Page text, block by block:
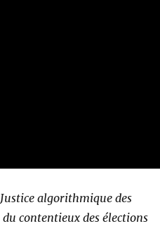
algorithmique des
contentieux des élections